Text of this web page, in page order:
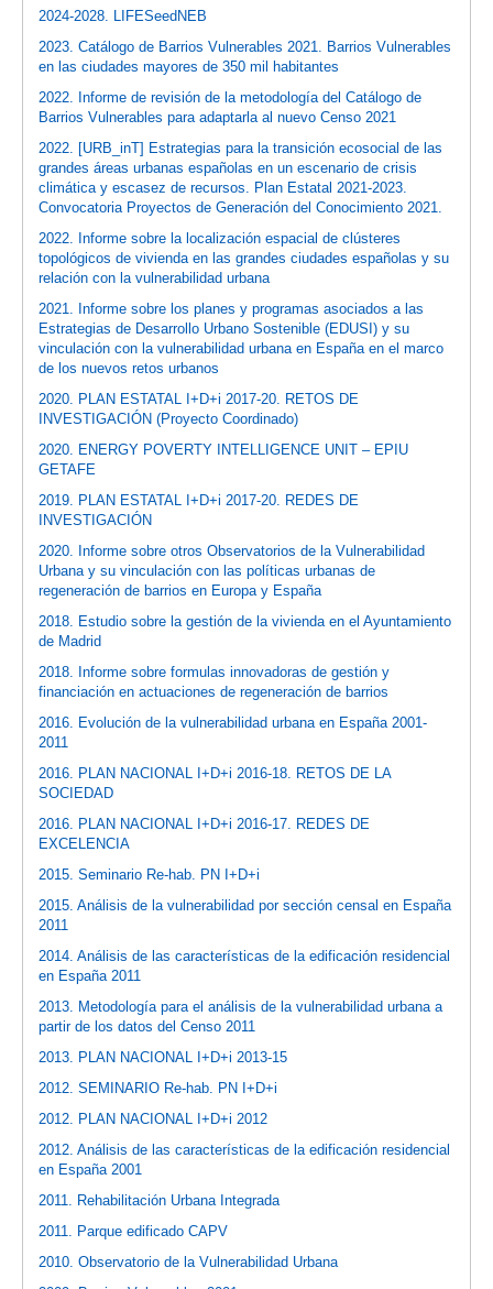
2024-2028. LIFESeedNEB
2023. Catálogo de Barrios Vulnerables 2021. Barrios Vulnerables
en las ciudades mayores de 350 mil habitantes
2022. Informe de revisión de la metodología del Catálogo de
Barrios Vulnerables para adaptarla al nuevo Censo 2021
2022. [URB_inT] Estrategias para la transición ecosocial de las
grandes áreas urbanas españolas en un escenario de crisis
climática y escasez de recursos. Plan Estatal 2021-2023.
Convocatoria Proyectos de Generación del Conocimiento 2021.
2022. Informe sobre la localización espacial de clústeres
topológicos de vivienda en las grandes ciudades españolas y su
relación con la vulnerabilidad urbana
2021. Informe sobre los planes y programas asociados a las
Estrategias de Desarrollo Urbano Sostenible (EDUSI) y su
vinculación con la vulnerabilidad urbana en España en el marco
de los nuevos retos urbanos
2020. PLAN ESTATAL I+D+i 2017-20. RETOS DE
INVESTIGACIÓN (Proyecto Coordinado)
2020. ENERGY POVERTY INTELLIGENCE UNIT – EPIU
GETAFE
2019. PLAN ESTATAL I+D+i 2017-20. REDES DE
INVESTIGACIÓN
2020. Informe sobre otros Observatorios de la Vulnerabilidad
Urbana y su vinculación con las políticas urbanas de
regeneración de barrios en Europa y España
2018. Estudio sobre la gestión de la vivienda en el Ayuntamiento
de Madrid
2018. Informe sobre formulas innovadoras de gestión y
financiación en actuaciones de regeneración de barrios
2016. Evolución de la vulnerabilidad urbana en España 2001-
2011
2016. PLAN NACIONAL I+D+i 2016-18. RETOS DE LA
SOCIEDAD
2016. PLAN NACIONAL I+D+i 2016-17. REDES DE
EXCELENCIA
2015. Seminario Re-hab. PN I+D+i
2015. Análisis de la vulnerabilidad por sección censal en España
2011
2014. Análisis de las características de la edificación residencial
en España 2011
2013. Metodología para el análisis de la vulnerabilidad urbana a
partir de los datos del Censo 2011
2013. PLAN NACIONAL I+D+i 2013-15
2012. SEMINARIO Re-hab. PN I+D+i
2012. PLAN NACIONAL I+D+i 2012
2012. Análisis de las características de la edificación residencial
en España 2001
2011. Rehabilitación Urbana Integrada
2011. Parque edificado CAPV
2010. Observatorio de la Vulnerabilidad Urbana